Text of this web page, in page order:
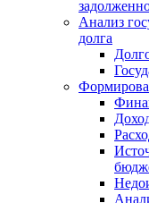
Анализ
долга